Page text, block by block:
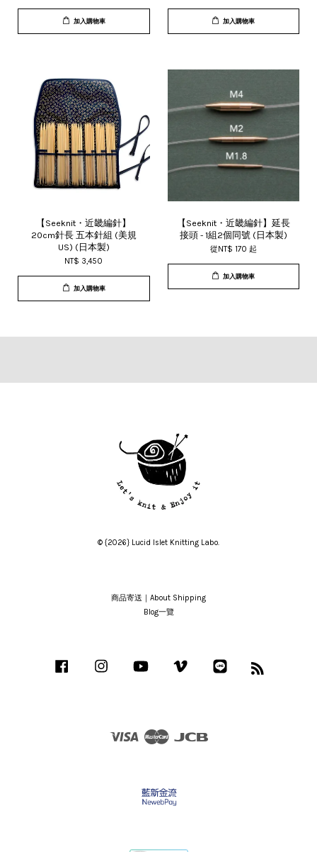
加入購物車 加入購物車
【Seeknit・近畿編針】
20cm針長 五本針組 (美規
US) (日本製)
NT$ 3,450
加入購物車
【Seeknit・近畿編針】延長
接頭 - 1組2個同號 (日本製)
從NT$ 170 起
加入購物車
© {2026} Lucid Islet Knitting Labo.
商品寄送｜About Shipping
Blog一覽
Facebook Instagram YouTube
Visa Master